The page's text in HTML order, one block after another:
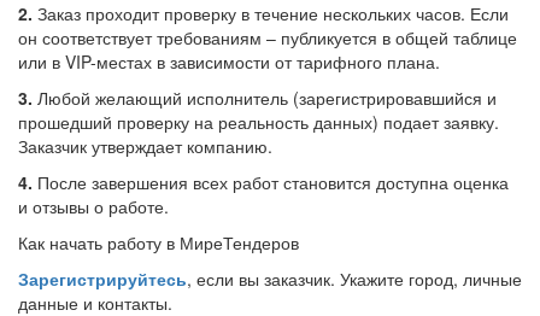
2. Заказ проходит проверку в течение нескольких часов. Если
он соответствует требованиям – публикуется в общей таблице
или в VIP-местах в зависимости от тарифного плана.
3. Любой желающий исполнитель (зарегистрировавшийся и
прошедший проверку на реальность данных) подает заявку.
Заказчик утверждает компанию.
4. После завершения всех работ становится доступна оценка
и отзывы о работе.
Как начать работу в МиреТендеров
Зарегистрируйтесь, если вы заказчик. Укажите город, личные
данные и контакты.